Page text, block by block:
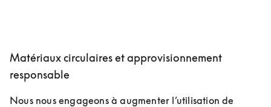
Matériaux circulaires et approvisionnement
responsable
Nous nous engageons à augmenter l’utilisation de